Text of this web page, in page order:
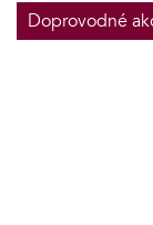
Doprovodné